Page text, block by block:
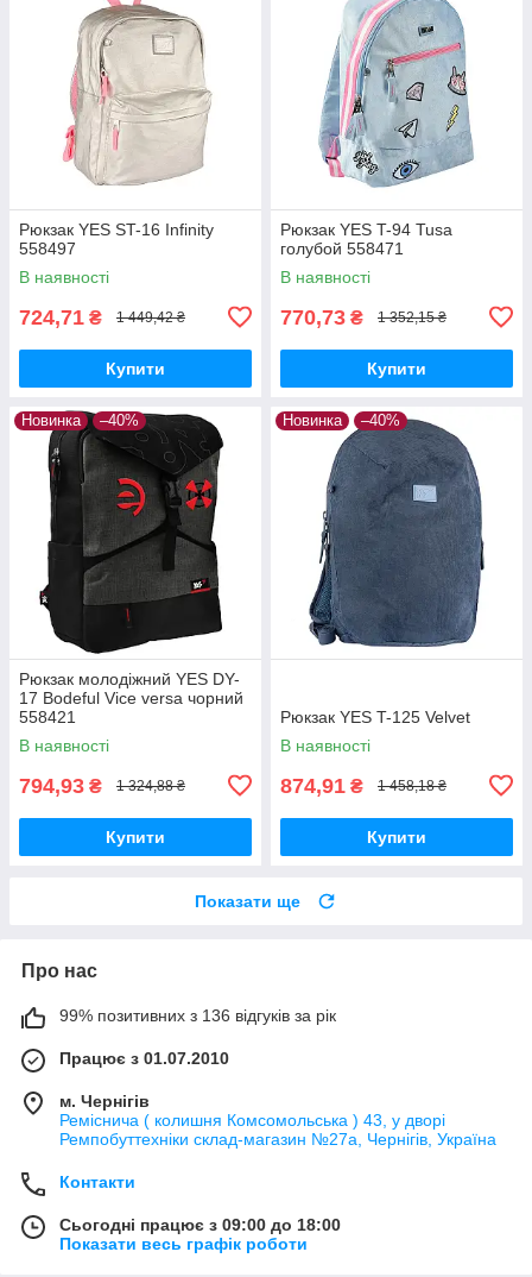
Рюкзак YES ST-16 Infinity
558497
В наявності
724,71 ₴ 1 449,42 ₴
Купити
Рюкзак YES T-94 Tusa
голубой 558471
В наявності
770,73 ₴ 1 352,15 ₴
Купити
Новинка –40%
Рюкзак молодіжний YES DY-
17 Bodeful Vice versa чорний
558421
В наявності
794,93 ₴ 1 324,88 ₴
Купити
Новинка –40%
Рюкзак YES T-125 Velvet
В наявності
874,91 ₴ 1 458,18 ₴
Купити
Показати ще
Про нас
99% позитивних з 136 відгуків за рік
Працює з 01.07.2010
м. Чернігів
Реміснича ( колишня Комсомольська ) 43, у дворі
Ремпобуттехніки склад-магазин №27a, Чернігів, Україна
Контакти
Сьогодні працює з 09:00 до 18:00
Показати весь графік роботи